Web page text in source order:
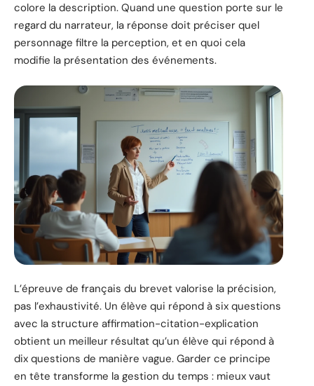
colore la description. Quand une question porte sur le
regard du narrateur, la réponse doit préciser quel
personnage filtre la perception, et en quoi cela
modifie la présentation des événements.
L’épreuve de français du brevet valorise la précision,
pas l’exhaustivité. Un élève qui répond à six questions
avec la structure affirmation-citation-explication
obtient un meilleur résultat qu’un élève qui répond à
dix questions de manière vague. Garder ce principe
en tête transforme la gestion du temps : mieux vaut